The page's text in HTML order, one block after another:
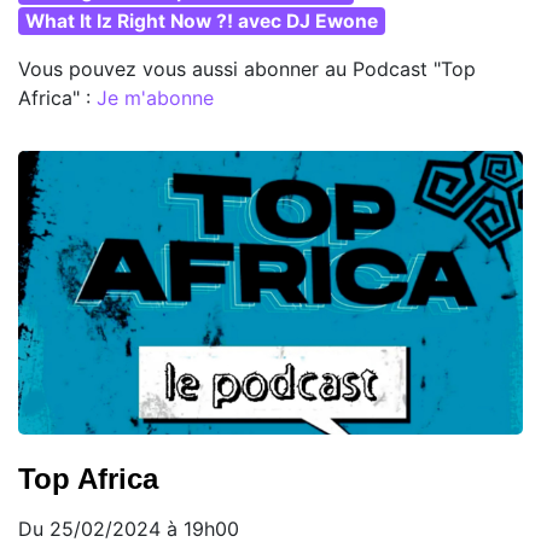
What It Iz Right Now ?! avec DJ Ewone
Vous pouvez vous aussi abonner au Podcast "Top
Africa" : Je m'abonne
Top Africa
Du 25/02/2024 à 19h00